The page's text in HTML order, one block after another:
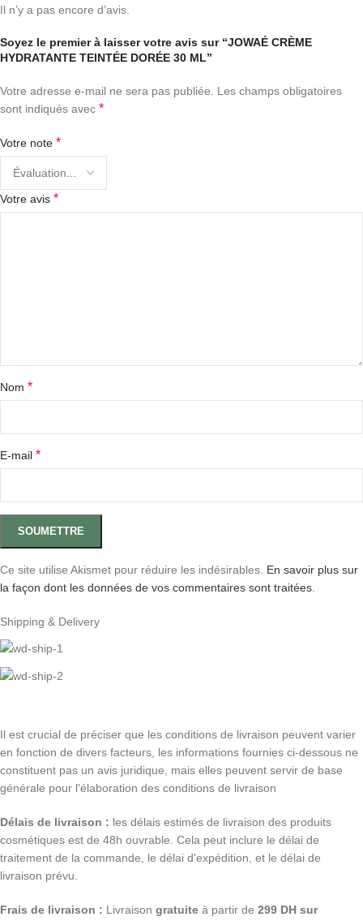
Il n’y a pas encore d’avis.
Soyez le premier à laisser votre avis sur “JOWAÉ CRÈME
HYDRATANTE TEINTÉE DORÉE 30 ML”
Votre adresse e-mail ne sera pas publiée.
Les champs obligatoires
sont indiqués avec *
Votre note *
Votre avis *
Nom *
E-mail *
Ce site utilise Akismet pour réduire les indésirables. En savoir plus sur
la façon dont les données de vos commentaires sont traitées
Shipping & Delivery
Il est crucial de préciser que les conditions de livraison peuvent varier
en fonction de divers facteurs, les informations fournies ci-dessous ne
constituent pas un avis juridique, mais elles peuvent servir de base
générale pour l'élaboration des conditions de livraison
Délais de livraison : les délais estimés de livraison des produits
cosmétiques est de 48h ouvrable. Cela peut inclure le délai de
traitement de la commande, le délai d'expédition, et le délai de
livraison prévu.
Frais de livraison : Livraison gratuite à partir de 299 DH sur